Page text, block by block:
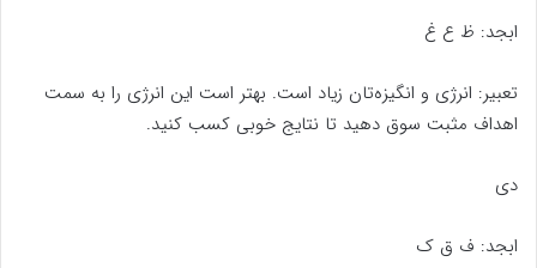
ابجد: ظ ع غ
تعبیر: انرژی و انگیزه‌تان زیاد است. بهتر است این انرژی را به سمت
اهداف مثبت سوق دهید تا نتایج خوبی کسب کنید.
دی
ابجد: ف ق ک